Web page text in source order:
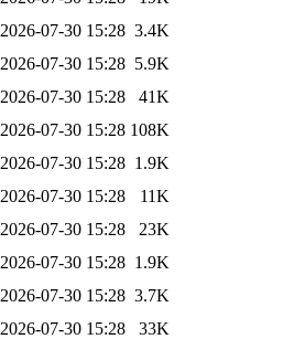
2026-07-30 15:28 3.4K
2026-07-30 15:28 5.9K
2026-07-30 15:28
41K
2026-07-30 15:28 108K
2026-07-30 15:28 1.9K
2026-07-30 15:28
11K
2026-07-30 15:28
23K
2026-07-30 15:28 1.9K
2026-07-30 15:28 3.7K
2026-07-30 15:28
33K